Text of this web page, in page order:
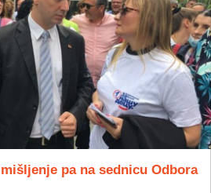
pa na sednicu Odbora